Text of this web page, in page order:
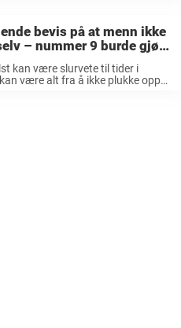
bevis på at menn ikke
– nummer 9 burde gjøre
kan være slurvete til tider i
være alt fra å ikke plukke opp